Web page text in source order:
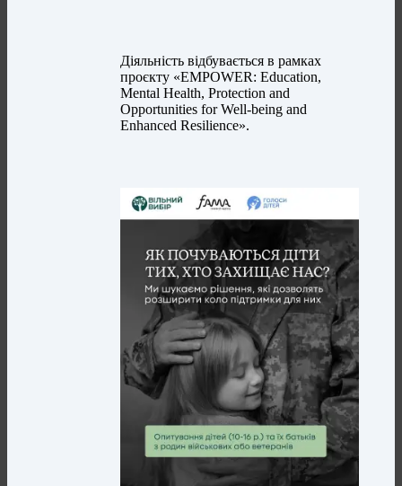
Діяльність відбувається в рамках
проєкту «EMPOWER: Education,
Mental Health, Protection and
Opportunities for Well-being and
Enhanced Resilience».